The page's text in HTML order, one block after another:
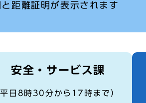
距離証明が表示されます
安全・サービス課
平日8時30分から17時まで）